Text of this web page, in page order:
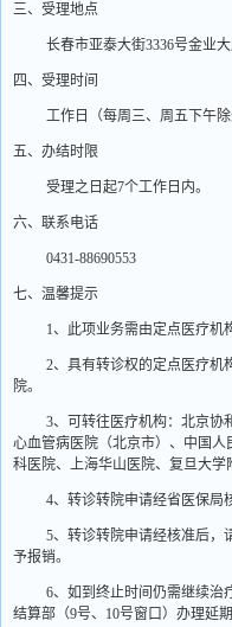
三、受理地点
长春市亚泰大街3336号金业
四、受理时间
工作日（每周三、周五下午
五、办结时限
受理之日起7个工作日内。
六、联系电话
0431-88690553
七、温馨提示
1、此项业务需由定点医疗机
2、具有转诊权的定点医疗机
院。
3、可转往医疗机构：北京协
心血管病医院（北京市）、中国
科医院、上海华山医院、复旦大
4、转诊转院申请经省医保局
5、转诊转院申请经核准后，
予报销。
6、如到终止时间仍需继续治
结算部（9号、 10号窗口）办理延期